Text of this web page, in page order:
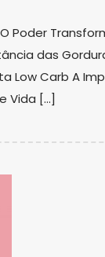
Poder
das
Low Carb A
Vida […]